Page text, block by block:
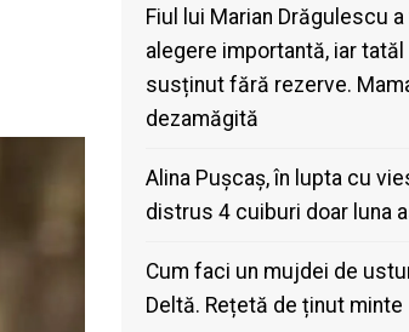
Fiul lui Marian Drăgulescu
alegere importantă, iar tatăl
susținut fără rezerve.
dezamăgită
Alina Pușcaș, în lupta cu
distrus 4 cuiburi doar luna
Cum faci un mujdei de
Deltă. Rețetă de ținut minte